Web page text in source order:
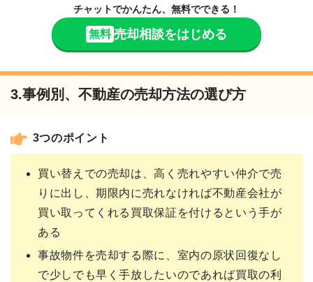
チャットでかんたん、無料でできる！
無料 売却相談をはじめる
3.事例別、不動産の売却方法の選び方
3つのポイント
買い替えでの売却は、高く売れやすい仲介で売
りに出し、期限内に売れなければ不動産会社が
買い取ってくれる買取保証を付けるという手が
ある
事故物件を売却する際に、室内の原状回復なし
で少しでも早く手放したいのであれば買取の利